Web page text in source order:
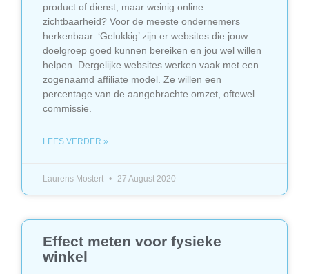
product of dienst, maar weinig online
zichtbaarheid? Voor de meeste ondernemers
herkenbaar. ‘Gelukkig’ zijn er websites die jouw
doelgroep goed kunnen bereiken en jou wel willen
helpen. Dergelijke websites werken vaak met een
zogenaamd affiliate model. Ze willen een
percentage van de aangebrachte omzet, oftewel
commissie.
LEES VERDER »
Laurens Mostert 27 August 2020
Effect meten voor fysieke
winkel